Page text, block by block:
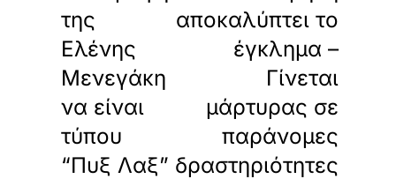
της
Ελένης
Μενεγάκη
να είναι
τύπου
“Πυξ Λαξ”
αποκαλύπτει το
έγκλημα –
Γίνεται
μάρτυρας σε
παράνομες
δραστηριότητες